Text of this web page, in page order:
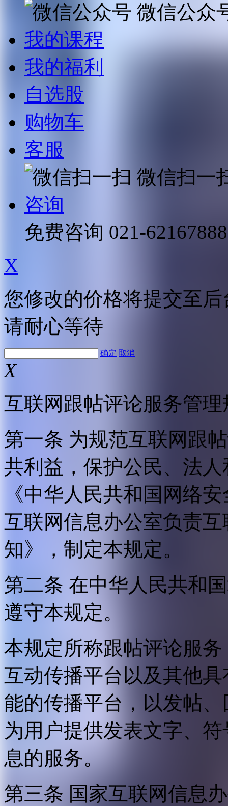
微信公众
我的课程
我的福利
自选股
购物车
客服
微信扫一
咨询
免费咨询 021-62167888
X
您修改的价格将提交至
请耐心等待
确定 取消
X
互联网跟帖评论服务管理
第一条 为规范互联网跟
共利益，保护公民、法
《中华人民共和国网络
互联网信息办公室负责
知》，制定本规定。
第二条 在中华人民共和
遵守本规定。
本规定所称跟帖评论服
互动传播平台以及其他
能的传播平台，以发帖
为用户提供发表文字、
息的服务。
第三条 国家互联网信息